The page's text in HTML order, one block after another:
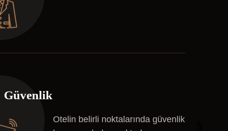
Güvenlik
Otelin belirli noktalarında güvenlik